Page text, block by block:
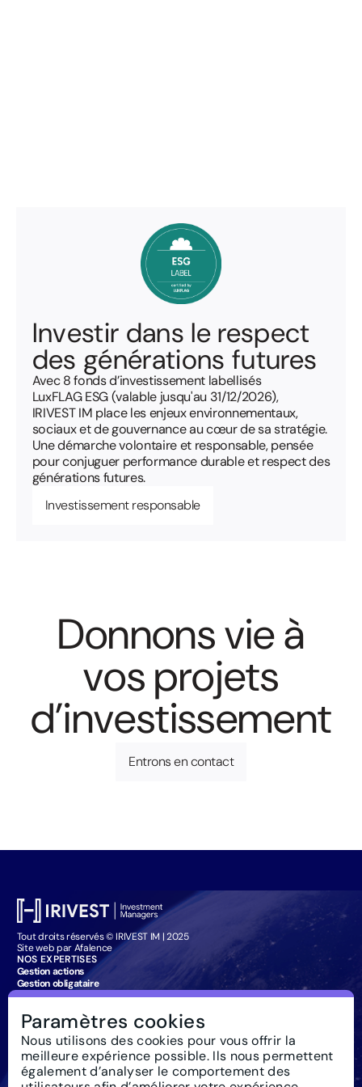
Investir dans le respect
des générations futures
Avec 8 fonds d’investissement labellisés
LuxFLAG ESG (valable jusqu'au 31/12/2026),
IRIVEST IM place les enjeux environnementaux,
sociaux et de gouvernance au cœur de sa stratégie.
Une démarche volontaire et responsable, pensée
pour conjuguer performance durable et respect des
générations futures.
Investissement responsable
Donnonsvieà
vosprojets
d’investissement
Entrons en contact
Tout droits réservés © IRIVEST IM | 2025
Site web par Afalence
NOS EXPERTISES
Gestion actions
Gestion obligataire
Management Company Services
IRIVEST IM
À propos
Investissement
responsable
Actualités
Règlementation
Paramètres cookies
Nous utilisons des cookies pour vous offrir la
meilleure expérience possible. Ils nous permettent
également d’analyser le comportement des